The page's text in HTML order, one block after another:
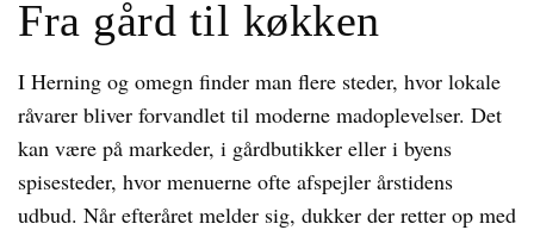
Fra gård til køkken
I Herning og omegn finder man flere steder, hvor lokale
råvarer bliver forvandlet til moderne madoplevelser. Det
kan være på markeder, i gårdbutikker eller i byens
spisesteder, hvor menuerne ofte afspejler årstidens
udbud. Når efteråret melder sig, dukker der retter op med